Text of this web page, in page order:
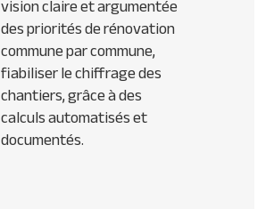
vision claire et argumentée
des priorités de rénovation
commune par commune,
fiabiliser le chiffrage des
chantiers, grâce à des
calculs automatisés et
documentés.